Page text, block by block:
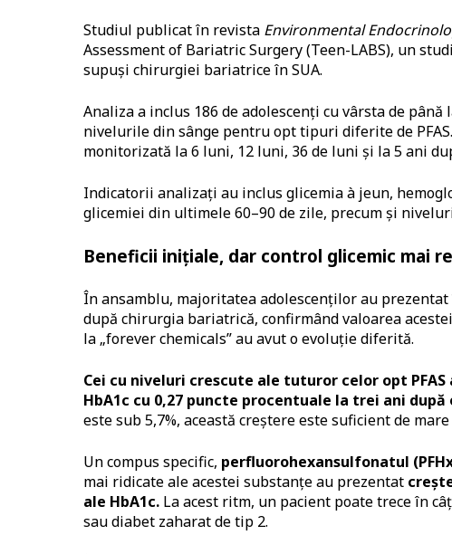
Studiul publicat în revista Environmental
Assessment of Bariatric Surgery (Teen-LABS), un
supuși chirurgiei bariatrice în SUA.
Analiza a inclus 186 de adolescenți cu vârsta de
nivelurile din sânge pentru opt tipuri diferite de
monitorizată la 6 luni, 12 luni, 36 de luni și la 5 ani
Indicatorii analizați au inclus glicemia à jeun,
glicemiei din ultimele 60–90 de zile, precum și
Beneficii inițiale, dar control glicemic mai
În ansamblu, majoritatea adolescenților au
după chirurgia bariatrică, confirmând valoarea
la „forever chemicals” au avut o evoluție diferită.
Cei cu niveluri crescute ale tuturor celor opt
HbA1c cu 0,27 puncte procentuale la trei ani după
este sub 5,7%, această creștere este suficient de
Un compus specific, perfluorohexansulfonatul
mai ridicate ale acestei substanțe au prezentat
ale HbA1c. La acest ritm, un pacient poate trece în
sau diabet zaharat de tip 2.